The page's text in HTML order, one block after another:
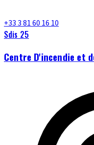
+33 3 81 60 16 10
Sdis 25
Centre D'incendie et